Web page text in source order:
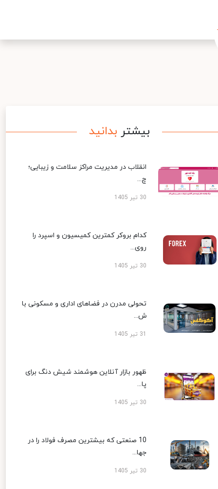
بیشتر بدانید
انقلاب در مدیریت مراکز سلامت و زیبایی؛
چ...
30 تیر 1405
کدام بروکر کمترین کمیسیون و اسپرد را
روی...
30 تیر 1405
تحولی مدرن در فضاهای اداری و مسکونی با
ش...
ظهور بازار آنلاین هوشمند شیش دنگ برای
پا...
30 تیر 1405
10 صنعتی که بیشترین مصرف فولاد را در
جها...
30 تیر 1405